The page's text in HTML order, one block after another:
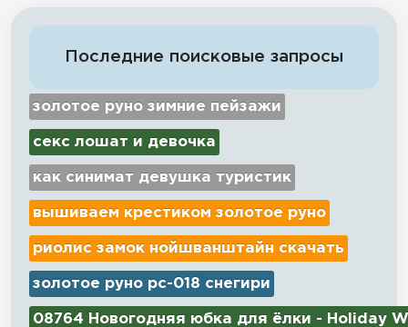
Последние поисковые запросы
золотое руно зимние пейзажи
секс лошат и девочка
как синимат девушка туристик
вышиваем крестиком золотое руно
риолис замок нойшванштайн скачать
золотое руно рс-018 снегири
08764 Новогодняя юбка для ёлки - Holiday